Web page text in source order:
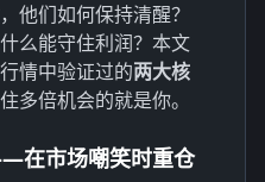
他们如何保持清醒？
么能守住利润？本文
情中验证过的两大核
倍机会的就是你。
在市场嘲笑时重仓